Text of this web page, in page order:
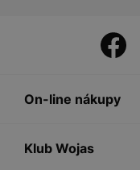
On-line nákupy
Klub Wojas